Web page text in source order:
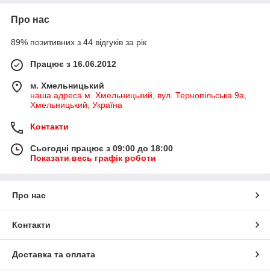
Про нас
89% позитивних з 44 відгуків за рік
Працює з 16.06.2012
м. Хмельницький
наша адреса м. Хмельницький, вул. Тернопільська 9а,
Хмельницький, Україна
Контакти
Сьогодні працює з 09:00 до 18:00
Показати весь графік роботи
Про нас
Контакти
Доставка та оплата